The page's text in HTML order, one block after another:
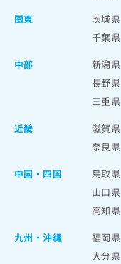
関東
茨城県
千葉県
中部
新潟県
長野県
三重県
近畿
滋賀県
奈良県
中国・四国
鳥取県
山口県
高知県
九州・沖縄
福岡県
大分県